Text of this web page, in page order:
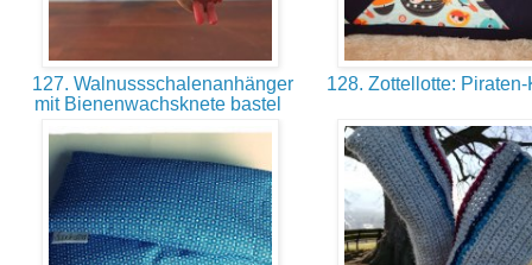
127. Walnussschalenanhänger
mit Bienenwachsknete bastel
128. Zottellotte: